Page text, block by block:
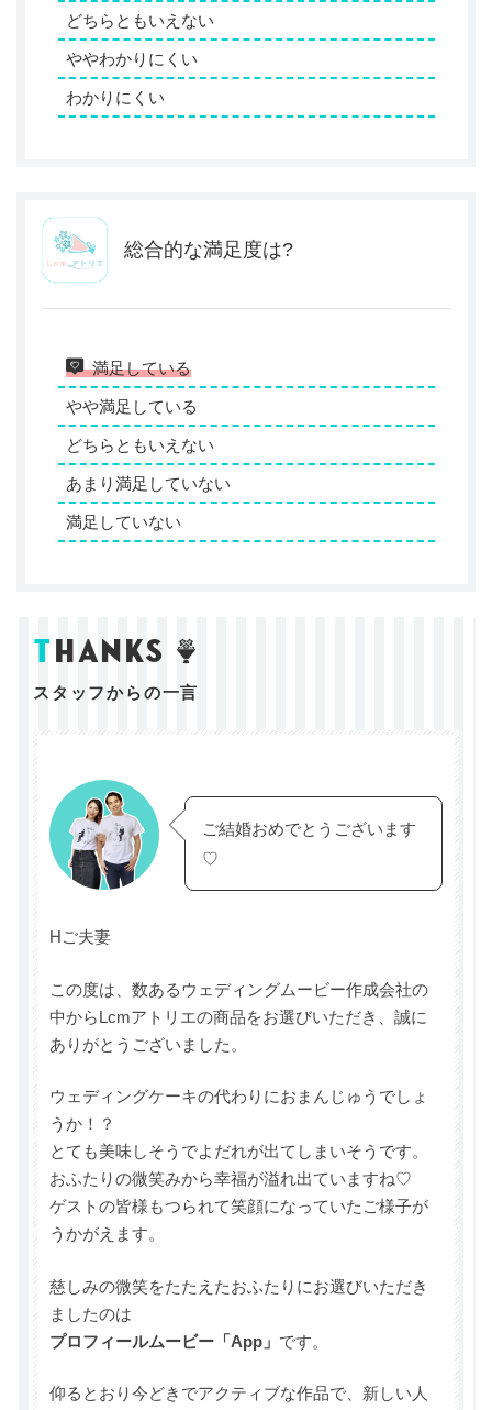
どちらともいえない
ややわかりにくい
わかりにくい
総合的な満足度は?
満足している
やや満足している
どちらともいえない
あまり満足していない
満足していない
thanks
スタッフからの一言
ご結婚おめでとうございます
♡
Hご夫妻
この度は、数あるウェディングムービー作成会社の
中からLcmアトリエの商品をお選びいただき、誠に
ありがとうございました。
ウェディングケーキの代わりにおまんじゅうでしょ
うか！？
とても美味しそうでよだれが出てしまいそうです。
おふたりの微笑みから幸福が溢れ出ていますね♡
ゲストの皆様もつられて笑顔になっていたご様子が
うかがえます。
慈しみの微笑をたたえたおふたりにお選びいただき
ましたのは
プロフィールムービー「App」 です。
仰るとおり今どきでアクティブな作品で、新しい人